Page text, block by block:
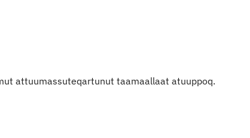
attuumassuteqartunut taamaallaat atuuppoq.